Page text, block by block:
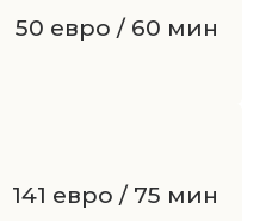
50 евро / 60 мин
141 евро / 75 мин